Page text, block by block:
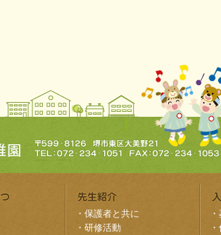
・ 保護者と共に
・ 研修活動
・
・